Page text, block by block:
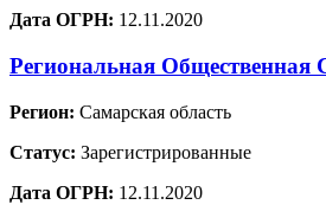
Дата ОГРН: 12.11.2020
Региональная Общественная
Регион: Самарская область
Статус: Зарегистрированные
Дата ОГРН: 12.11.2020